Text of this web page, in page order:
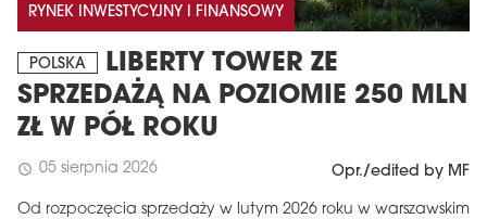
RYNEK INWESTYCYJNY I FINANSOWY
POLSKA
LIBERTY TOWER ZE
SPRZEDAŻĄ NA POZIOMIE 250 MLN
ZŁ W PÓŁ ROKU
schedule 05 sierpnia 2026 Opr./edited by MF
Od rozpoczęcia sprzedaży w lutym 2026 roku w warszawskim